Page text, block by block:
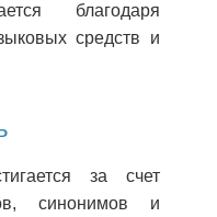
благодаря
средств и
за счет
синонимов и